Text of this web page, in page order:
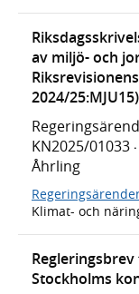
av miljö- och
2024/25:MJU15)
KN2025/01033 ·
Åhrling
Klimat- och
Stockholms